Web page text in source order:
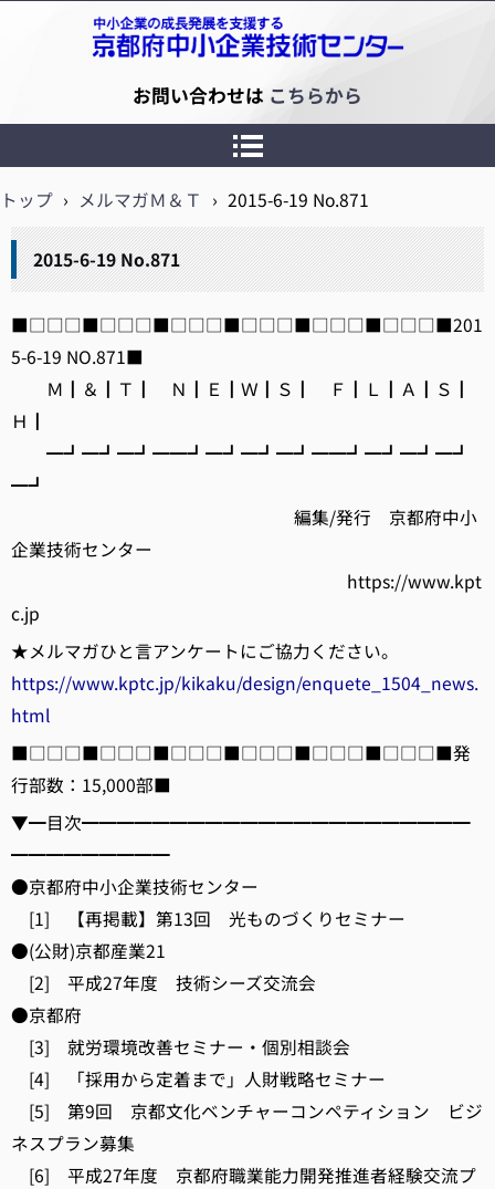
京都府中小企業技術センター
お問い合わせは こちらから
トップ › メルマガＭ＆Ｔ › 2015-6-19 No.871
2015-6-19 No.871
■□□□■□□□■□□□■□□□■□□□■□□□■201
5-6-19 NO.871■
Ｍ┃＆┃Ｔ┃ Ｎ┃Ｅ┃Ｗ┃Ｓ┃ Ｆ┃Ｌ┃Ａ┃Ｓ┃
Ｈ┃
━┛━┛━┛━━┛━┛━┛━┛━━┛━┛━┛━┛
━┛
編集/発行 京都府中小
企業技術センター
https://www.kpt
c.jp
★メルマガひと言アンケートにご協力ください。
https://www.kptc.jp/kikaku/design/enquete_1504_news.
html
■□□□■□□□■□□□■□□□■□□□■□□□■発
行部数：15,000部■
▼━目次━━━━━━━━━━━━━━━━━━━━━━
━━━━━━━━━
●京都府中小企業技術センター
[1] 【再掲載】第13回 光ものづくりセミナー
●(公財)京都産業21
[2] 平成27年度 技術シーズ交流会
●京都府
[3] 就労環境改善セミナー・個別相談会
[4] 「採用から定着まで」人財戦略セミナー
[5] 第9回 京都文化ベンチャーコンペティション ビジ
ネスプラン募集
[6] 平成27年度 京都府職業能力開発推進者経験交流プ